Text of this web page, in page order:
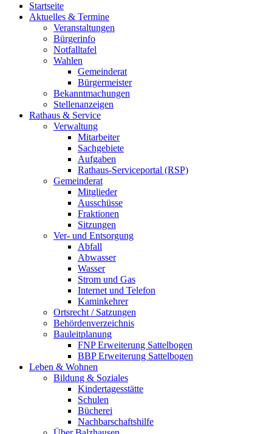
Startseite
Aktuelles & Termine
Veranstaltungen
Bürgerinfo
Notfalltafel
Wahlen
Gemeinderat
Bürgermeister
Bekanntmachungen
Stellenanzeigen
Rathaus & Service
Verwaltung
Mitarbeiter
Sachgebiete
Aufgaben
Rathaus-Serviceportal (RSP)
Gemeinderat
Mitglieder
Ausschüsse
Fraktionen
Sitzungen
Ver- und Entsorgung
Abfall
Abwasser
Wasser
Strom und Gas
Internet und Telefon
Kaminkehrer
Ortsrecht / Satzungen
Behördenverzeichnis
Bauleitplanung
FNP Erweiterung Sattelbogen
BBP Erweiterung Sattelbogen
Leben & Wohnen
Bildung & Soziales
Kindertagesstätte
Schulen
Bücherei
Nachbarschaftshilfe